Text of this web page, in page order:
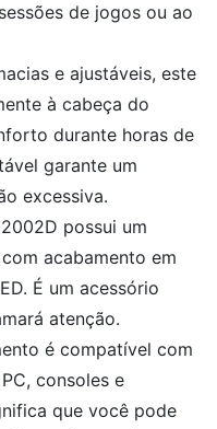
de jogos ou ao
e ajustáveis, este
à cabeça do
durante horas de
garante um
excessiva.
possui um
acabamento em
É um acessório
atenção.
é compatível com
consoles e
que você pode